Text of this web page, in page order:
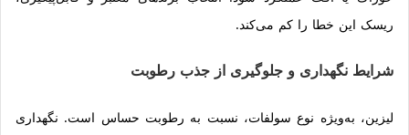
ریسک این خطا را کم می‌کند.
شرایط نگهداری و جلوگیری از جذب رطوبت
لیزین، به‌ویژه نوع سولفات، نسبت به رطوبت حساس است. نگهداری